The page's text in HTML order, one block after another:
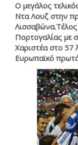
Ο μεγάλος
Ντα Λουζ στην
Λισσαβώνα.Τέλος
Πορτογαλίας με
Χαριστέα στο 57
Ευρωπαϊκό